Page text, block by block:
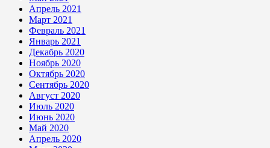
Апрель 2021
Март 2021
Февраль 2021
Январь 2021
Декабрь 2020
Ноябрь 2020
Октябрь 2020
Сентябрь 2020
Август 2020
Июль 2020
Июнь 2020
Май 2020
Апрель 2020